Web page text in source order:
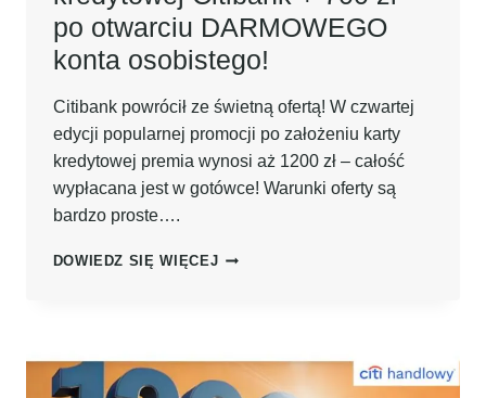
ZAŁOŻENIU
KONTA
po otwarciu DARMOWEGO
konta osobistego!
Citibank powrócił ze świetną ofertą! W czwartej
edycji popularnej promocji po założeniu karty
kredytowej premia wynosi aż 1200 zł – całość
wypłacana jest w gotówce! Warunki oferty są
bardzo proste….
DOWIEDZ SIĘ WIĘCEJCZWARTA
W
GOTÓWCE